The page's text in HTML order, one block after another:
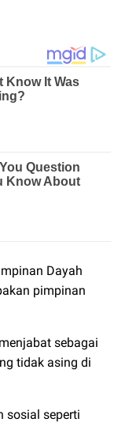
Dayah
pimpinan
sebagai
tidak asing di
sosial seperti